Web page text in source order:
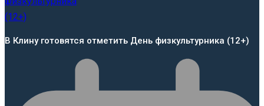
В Клину готовятся отметить День физкультурника (12+)